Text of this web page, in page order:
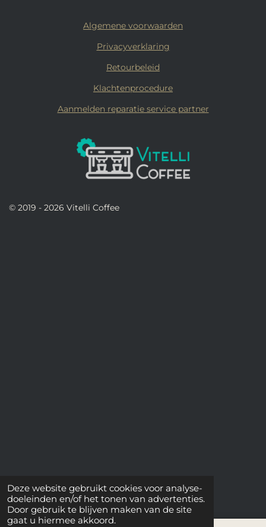
Deze website gebruikt cookies voor analyse-
doeleinden en/of het tonen van advertenties.
Door gebruik te blijven maken van de site
gaat u hiermee akkoord.
Algemene voorwaarden
Privacyverklaring
Retourbeleid
Klachtenprocedure
Aanmelden reparatie service partner
© 2019 - 2026 Vitelli Coffee